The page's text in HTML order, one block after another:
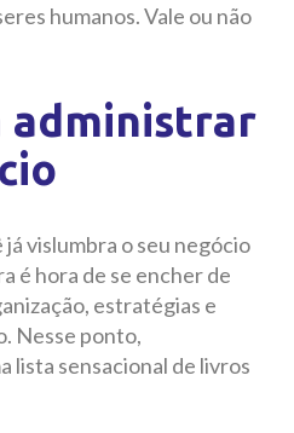
humanos. Vale ou não
administrar
vislumbra o seu negócio
é hora de se encher de
estratégias e
Nesse ponto,
lista sensacional de livros